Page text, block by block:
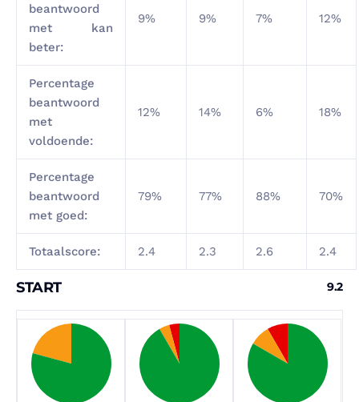
beantwoord
met kan
beter:
9% 9% 7% 12%
Percentage
beantwoord
met
voldoende:
12% 14% 6% 18%
Percentage
beantwoord
met goed:
79% 77% 88% 70%
Totaalscore: 2.4 2.3 2.6 2.4
START 9.2